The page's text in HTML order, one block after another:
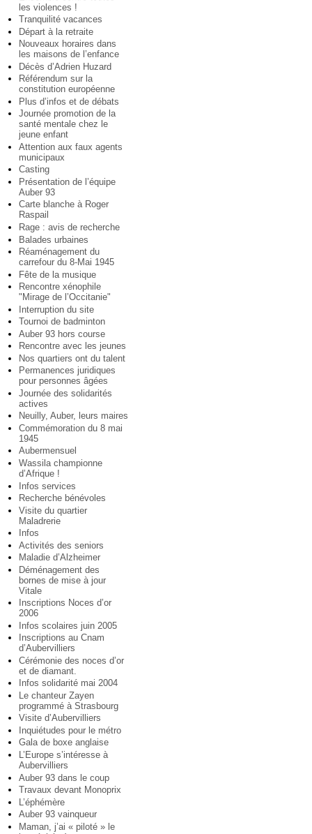
les violences !
Tranquilité vacances
Départ à la retraite
Nouveaux horaires dans
les maisons de l’enfance
Décès d’Adrien Huzard
Référendum sur la
constitution européenne
Plus d’infos et de débats
Journée promotion de la
santé mentale chez le
jeune enfant
Attention aux faux agents
municipaux
Casting
Présentation de l’équipe
Auber 93
Carte blanche à Roger
Raspail
Rage : avis de recherche
Balades urbaines
Réaménagement du
carrefour du 8-Mai 1945
Fête de la musique
Rencontre xénophile
"Mirage de l’Occitanie"
Interruption du site
Tournoi de badminton
Auber 93 hors course
Rencontre avec les jeunes
Nos quartiers ont du talent
Permanences juridiques
pour personnes âgées
Journée des solidarités
actives
Neuilly, Auber, leurs maires
Commémoration du 8 mai
1945
Aubermensuel
Wassila championne
d’Afrique !
Infos services
Recherche bénévoles
Visite du quartier
Maladrerie
Infos
Activités des seniors
Maladie d’Alzheimer
Déménagement des
bornes de mise à jour
Vitale
Inscriptions Noces d’or
2006
Infos scolaires juin 2005
Inscriptions au Cnam
d’Aubervilliers
Cérémonie des noces d’or
et de diamant.
Infos solidarité mai 2004
Le chanteur Zayen
programmé à Strasbourg
Visite d’Aubervilliers
Inquiétudes pour le métro
Gala de boxe anglaise
L’Europe s’intéresse à
Aubervilliers
Auber 93 dans le coup
Travaux devant Monoprix
L’éphémère
Auber 93 vainqueur
Maman, j’ai « piloté » le